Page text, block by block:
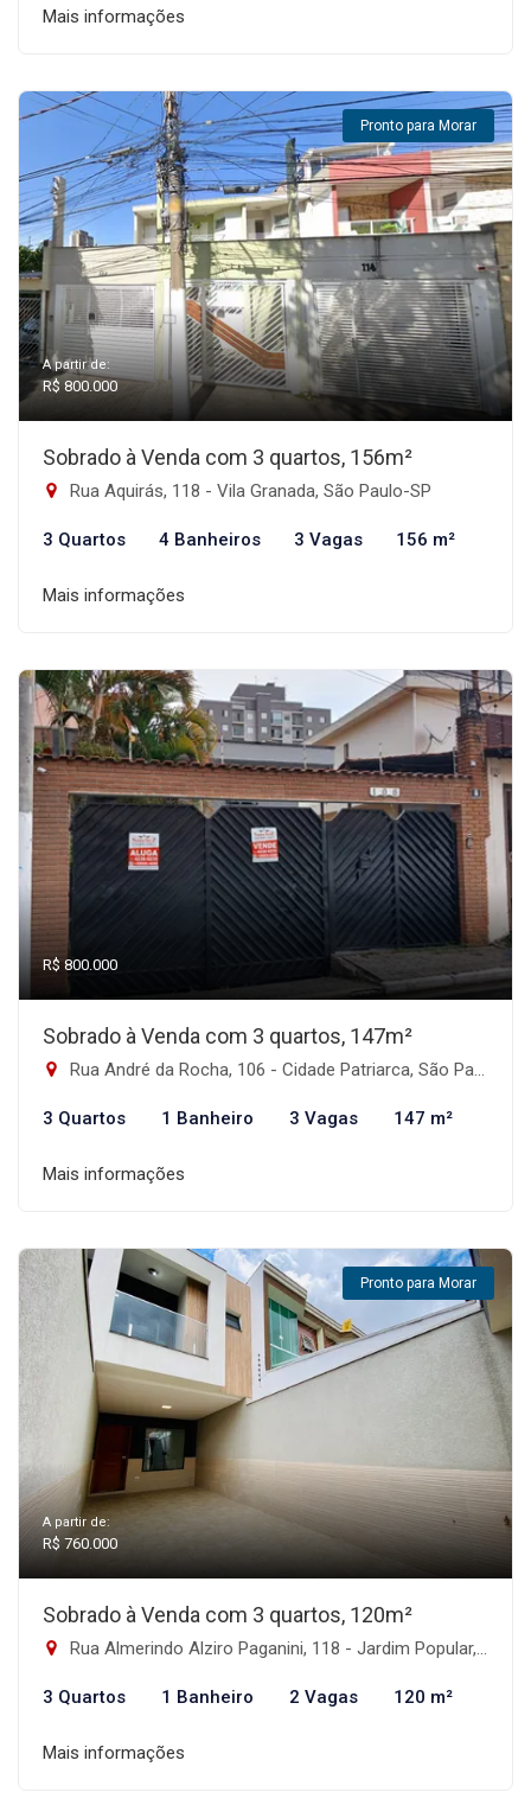
Mais informações
Pronto para Morar
A partir de:
R$ 800.000
Sobrado à Venda com 3 quartos, 156m²
Rua Aquirás, 118 - Vila Granada, São Paulo-SP
3 Quartos 4 Banheiros 3 Vagas 156 m²
Mais informações
R$ 800.000
Sobrado à Venda com 3 quartos, 147m²
Rua André da Rocha, 106 - Cidade Patriarca, São Paulo-SP
3 Quartos 1 Banheiro 3 Vagas 147 m²
Mais informações
Pronto para Morar
A partir de:
R$ 760.000
Sobrado à Venda com 3 quartos, 120m²
Rua Almerindo Alziro Paganini, 118 - Jardim Popular, São Paulo-SP
3 Quartos 1 Banheiro 2 Vagas 120 m²
Mais informações